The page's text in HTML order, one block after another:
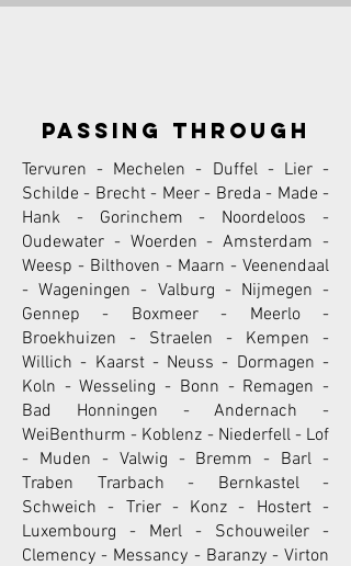
passing through
Tervuren - Mechelen - Duffel - Lier -
Schilde - Brecht - Meer - Breda - Made -
Hank - Gorinchem - Noordeloos -
Oudewater - Woerden - Amsterdam -
Weesp - Bilthoven - Maarn - Veenendaal
- Wageningen - Valburg - Nijmegen -
Gennep - Boxmeer - Meerlo -
Broekhuizen - Straelen - Kempen -
Willich - Kaarst - Neuss - Dormagen -
Koln - Wesseling - Bonn - Remagen -
Bad Honningen - Andernach -
WeiBenthurm - Koblenz - Niederfell - Lof
- Muden - Valwig - Bremm - Barl -
Traben Trarbach - Bernkastel -
Schweich - Trier - Konz - Hostert -
Luxembourg - Merl - Schouweiler -
Clemency - Messancy - Baranzy - Virton